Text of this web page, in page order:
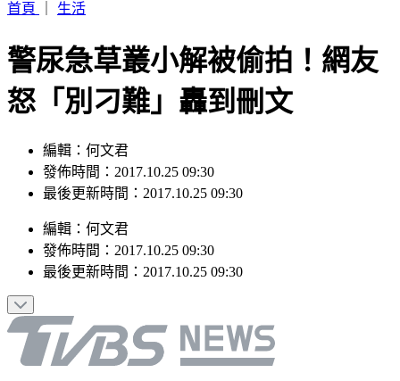
首頁
生活
警尿急草叢小解被偷拍！網友
怒「別刁難」轟到刪文
編輯：何文君
發佈時間：2017.10.25 09:30
最後更新時間：2017.10.25 09:30
編輯 ： 何文君
發佈時間： 2017.10.25 09:30
最後更新時間： 2017.10.25 09:30